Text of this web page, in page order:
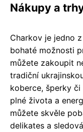
Nákupy a
Charkov je jedno
bohaté možnosti
můžete zakoupit
tradiční
koberce, šperky či
plné života a
můžete skvěle
delikates a